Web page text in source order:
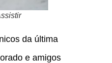
da última
e amigos